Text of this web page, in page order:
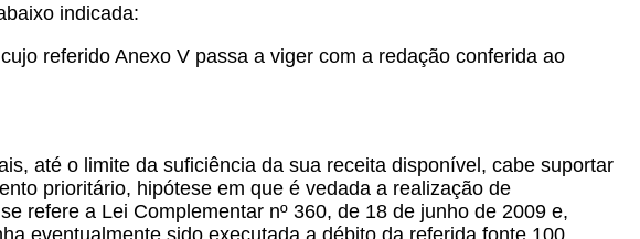
indicada:
referido Anexo V passa a viger com a redação conferida ao
até o limite da suficiência da sua receita disponível, cabe suportar
prioritário, hipótese em que é vedada a realização de
refere a Lei Complementar nº 360, de 18 de junho de 2009 e,
eventualmente sido executada a débito da referida fonte 100